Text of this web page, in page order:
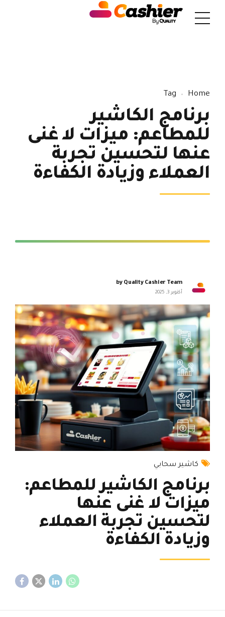
Home
Tag
برنامج الكاشير
للمطاعم: ميزات لا غنى
عنها لتحسين تجربة
العملاء وزيادة الكفاءة
by Quality Cashier Team
أكتوبر 3, 2025
كاشير سحابي
برنامج الكاشير للمطاعم:
ميزات لا غنى عنها
لتحسين تجربة العملاء
وزيادة الكفاءة